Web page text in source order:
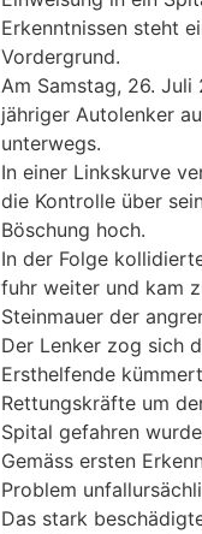
Erkenntnissen steht
Vordergrund.
Am Samstag, 26.
jähriger Autolenker
unterwegs.
In einer Linkskurve
die Kontrolle über
Böschung hoch.
In der Folge
fuhr weiter und kam
Steinmauer der
Der Lenker zog sich
Ersthelfende
Rettungskräfte um
Spital gefahren
Gemäss ersten
Problem
Das stark